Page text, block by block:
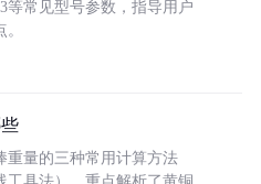
等常见型号参数，指导用户
重量的三种常用计算方法